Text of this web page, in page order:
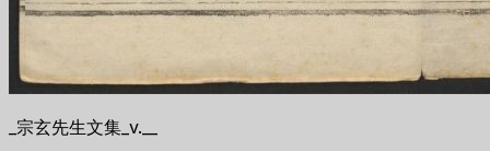
_宗玄先生文集_v.__